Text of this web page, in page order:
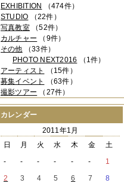
2022年07月（3件）
2022年05月（4件）
2022年04月（2件）
2022年03月
（5件）
2022年02月（3件）
2022年01月（3件）
2021年12月（2件）
2021年11月（3件）
2021年10月
（1件）
2021年08月
2021年07月（1件）
（3件）
2021年05月（2件）
2021年02月 （1件）
EXHIBITION （474件）
STUDIO （22件）
写真教室（52件）
カルチャー （9件）
その他 （33件）
PHOTO NEXT2016 （1件）
アーティスト
（15件）
募集イベント
（63件）
撮影ツアー （27件）
カレンダー
2011年1月
日
月 火 水 木 金
土
-
- - - - -
1
2
3 4 5 6 7
8